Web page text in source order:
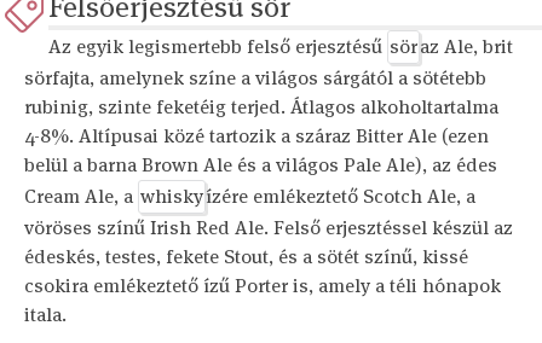
Az egyik legismertebb felső erjesztésű söraz Ale, brit
sörfajta, amelynek színe a világos sárgától a sötétebb
rubinig, szinte feketéig terjed. Átlagos alkoholtartalma
4-8%. Altípusai közé tartozik a száraz Bitter Ale (ezen
belül a barna Brown Ale és a világos Pale Ale), az édes
Cream Ale, a whiskyízére emlékeztető Scotch Ale, a
vöröses színű Irish Red Ale. Felső erjesztéssel készül az
édeskés, testes, fekete Stout, és a sötét színű, kissé
csokira emlékeztető ízű Porter is, amely a téli hónapok
itala.